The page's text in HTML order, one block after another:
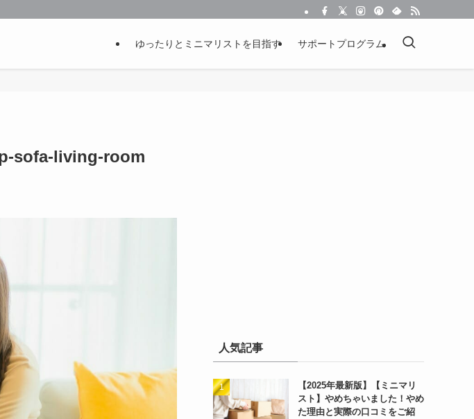
ゆったりとミニマリストを目指す サポートプログラム
sofa-living-room
人気記事
【2025年最新版】【ミニマリ
スト】やめちゃいました！やめ
た理由と実際の口コミをご紹